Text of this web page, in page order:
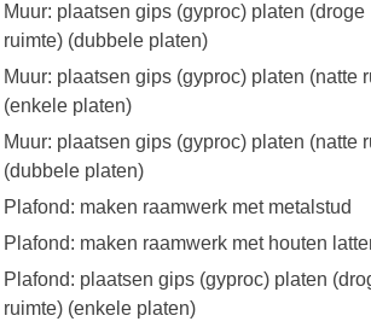
Muur: plaatsen gips (gyproc) platen (droge
ruimte) (dubbele platen)
Muur: plaatsen gips (gyproc) platen (natte
(enkele platen)
Muur: plaatsen gips (gyproc) platen (natte
(dubbele platen)
Plafond: maken raamwerk met metalstud
Plafond: maken raamwerk met houten
Plafond: plaatsen gips (gyproc) platen
ruimte) (enkele platen)